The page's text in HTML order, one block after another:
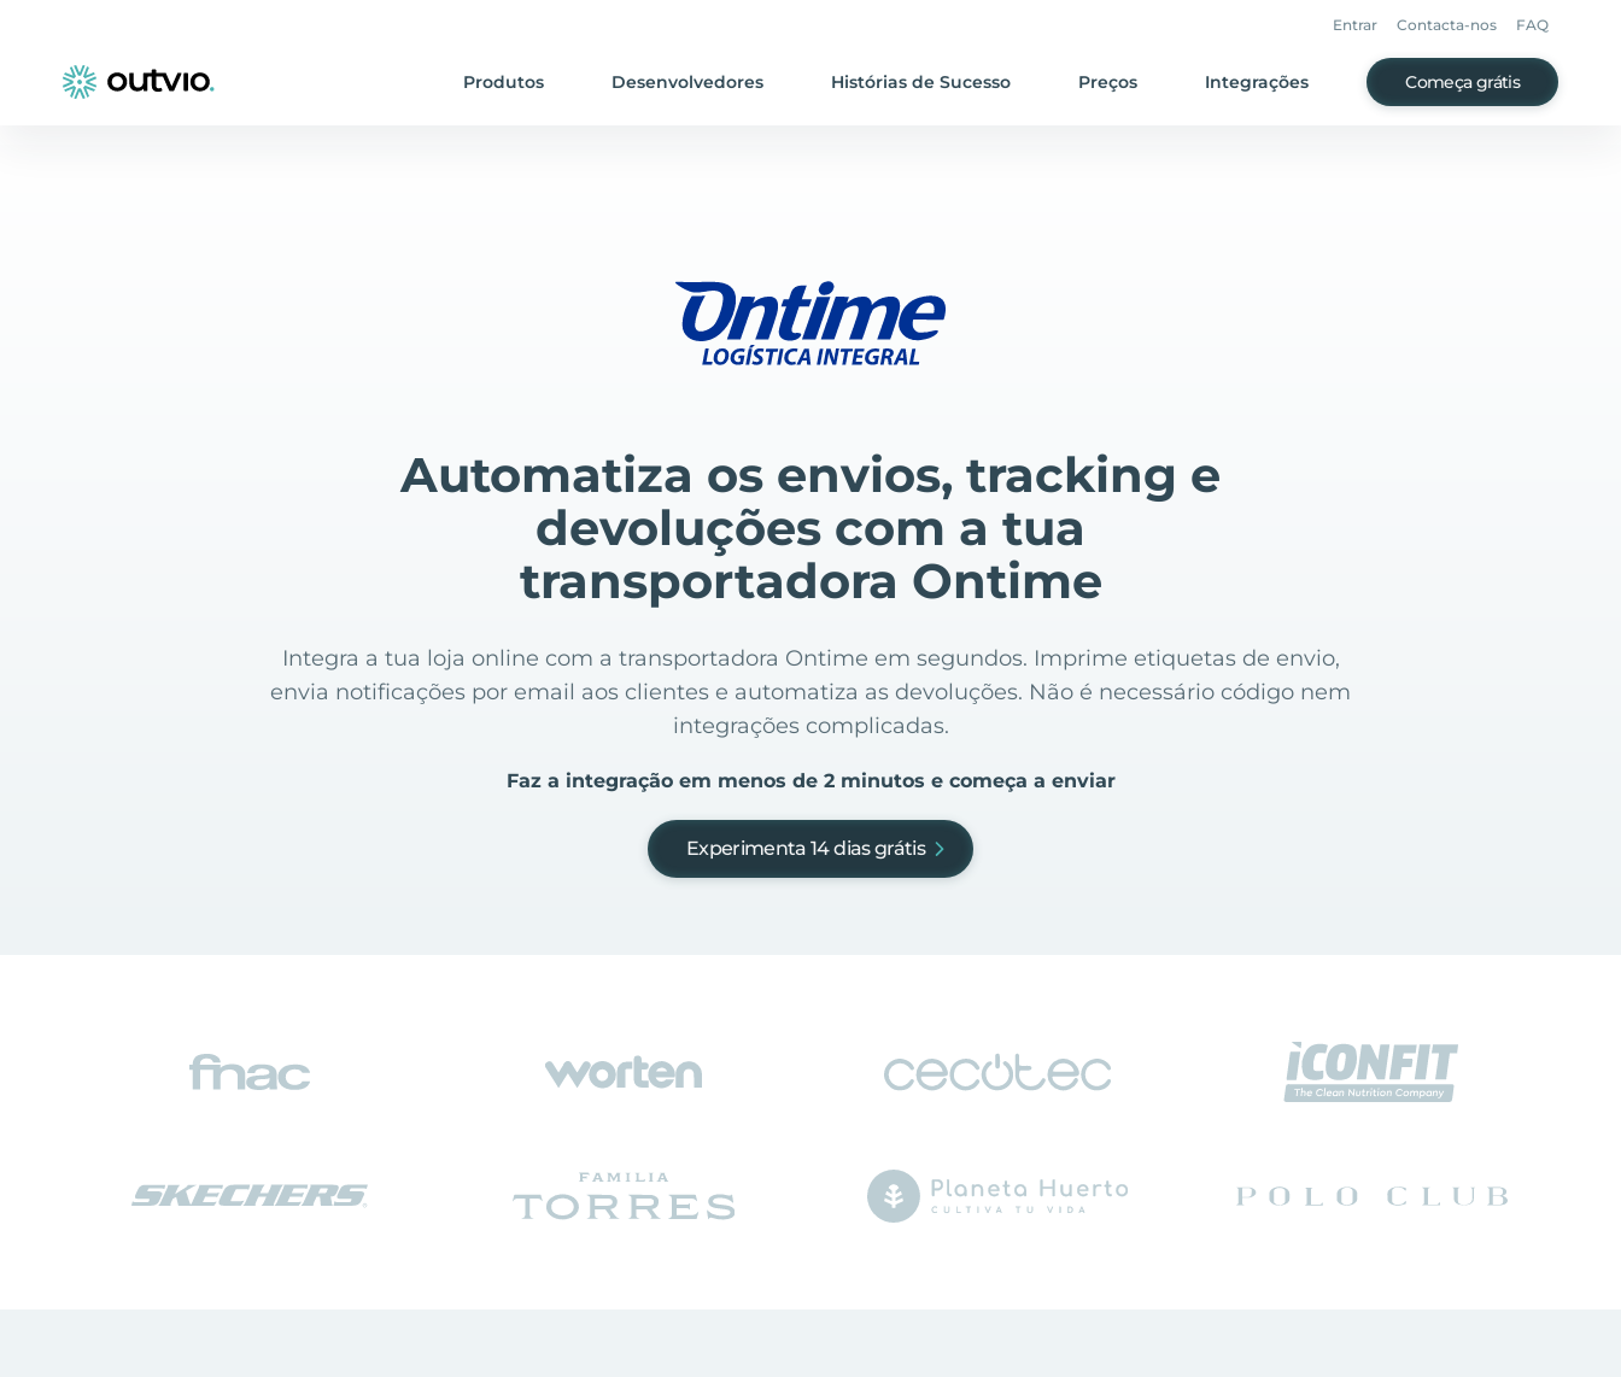
Entrar Contacta-nos FAQ
Produtos Desenvolvedores Histórias de Sucesso Preços Integrações Começa grátis
Automatiza os envios, tracking e
devoluções com a tua
transportadora Ontime
Integra a tua loja online com a transportadora Ontime em segundos. Imprime etiquetas de envio,
envia notificações por email aos clientes e automatiza as devoluções. Não é necessário código nem
integrações complicadas.
Faz a integração em menos de 2 minutos e começa a enviar
Experimenta 14 dias grátis